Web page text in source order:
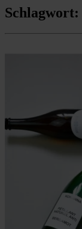
Schlagwort: